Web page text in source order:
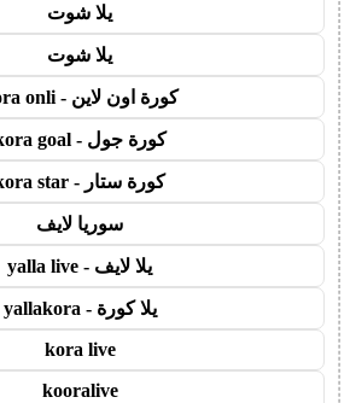
يلا شوت
يلا شوت
كورة اون لاين - kora onli
كورة جول - kora goal
كورة ستار - kora star
سوريا لايف
يلا لايف - yalla live
يلا كورة - yallakora
kora live
kooralive